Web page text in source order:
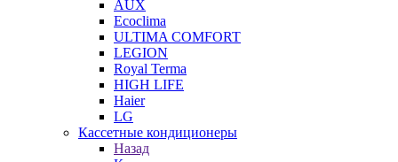
AUX
Ecoclima
ULTIMA COMFORT
LEGION
Royal Terma
HIGH LIFE
Haier
LG
Кассетные кондиционеры
Назад